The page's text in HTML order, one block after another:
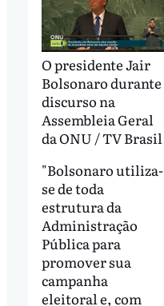
O presidente Jair
Bolsonaro durante
discurso na
Assembleia Geral
da ONU / TV Brasil
"Bolsonaro utiliza-
se de toda
estrutura da
Administração
Pública para
promover sua
campanha
eleitoral e, com